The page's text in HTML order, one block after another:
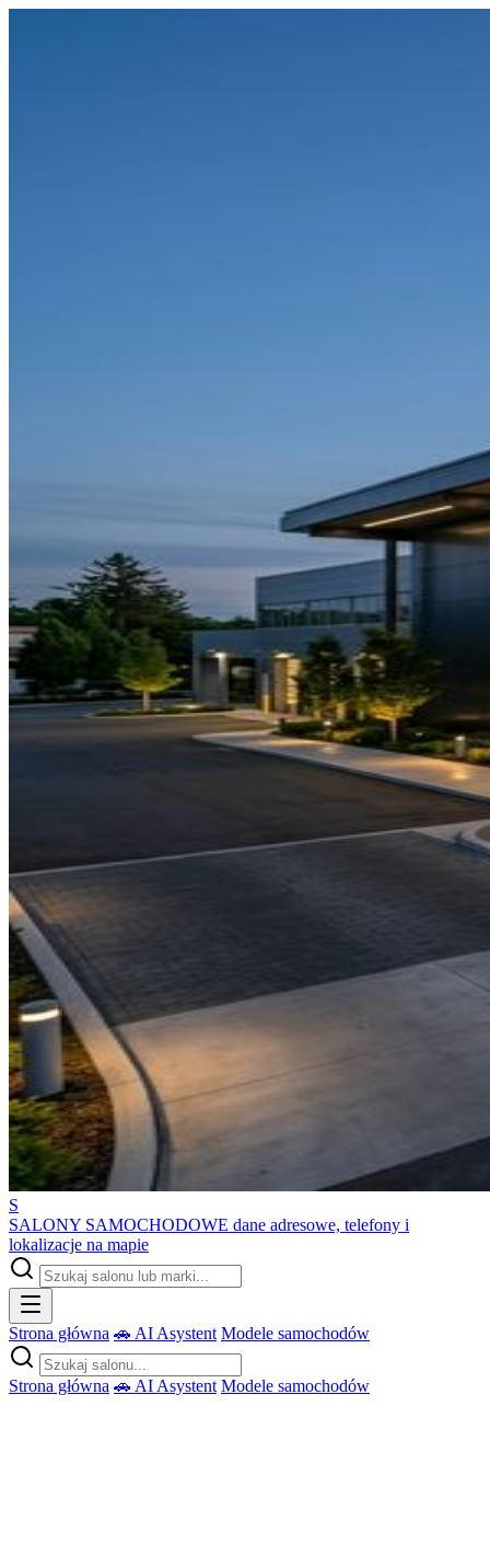
S
SALONY SAMOCHODOWE dane adresowe, telefony i
lokalizacje na mapie
Strona główna 🚗 AI Asystent Modele samochodów
Strona główna 🚗 AI Asystent Modele samochodów